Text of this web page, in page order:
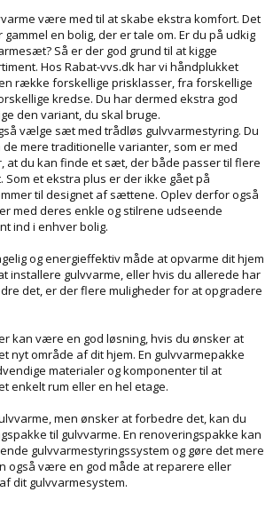
være med til at skabe ekstra komfort. Det
en bolig, der er tale om. Er du på udkig
Så er der god grund til at kigge
Hos Rabat-vvs.dk har vi håndplukket
række forskellige prisklasser, fra forskellige
kredse. Du har dermed ekstra god
den variant, du skal bruge.
vælge sæt med trådløs gulvvarmestyring. Du
mere traditionelle varianter, som er med
at du kan finde et sæt, der både passer til flere
Som et ekstra plus er der ikke gået på
til designet af sættene. Oplev derfor også
med deres enkle og stilrene udseende
ind i enhver bolig.
og energieffektiv måde at opvarme dit hjem
installere gulvvarme, eller hvis du allerede har
det, er der flere muligheder for at opgradere
kan være en god løsning, hvis du ønsker at
nyt område af dit hjem. En gulvvarmepakke
materialer og komponenter til at
enkelt rum eller en hel etage.
men ønsker at forbedre det, kan du
til gulvvarme. En renoveringspakke kan
gulvvarmestyringssystem og gøre det mere
også være en god måde at reparere eller
dit gulvvarmesystem.